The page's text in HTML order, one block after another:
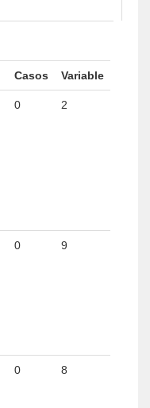
Casos Variable
0 2
0 9
0 8